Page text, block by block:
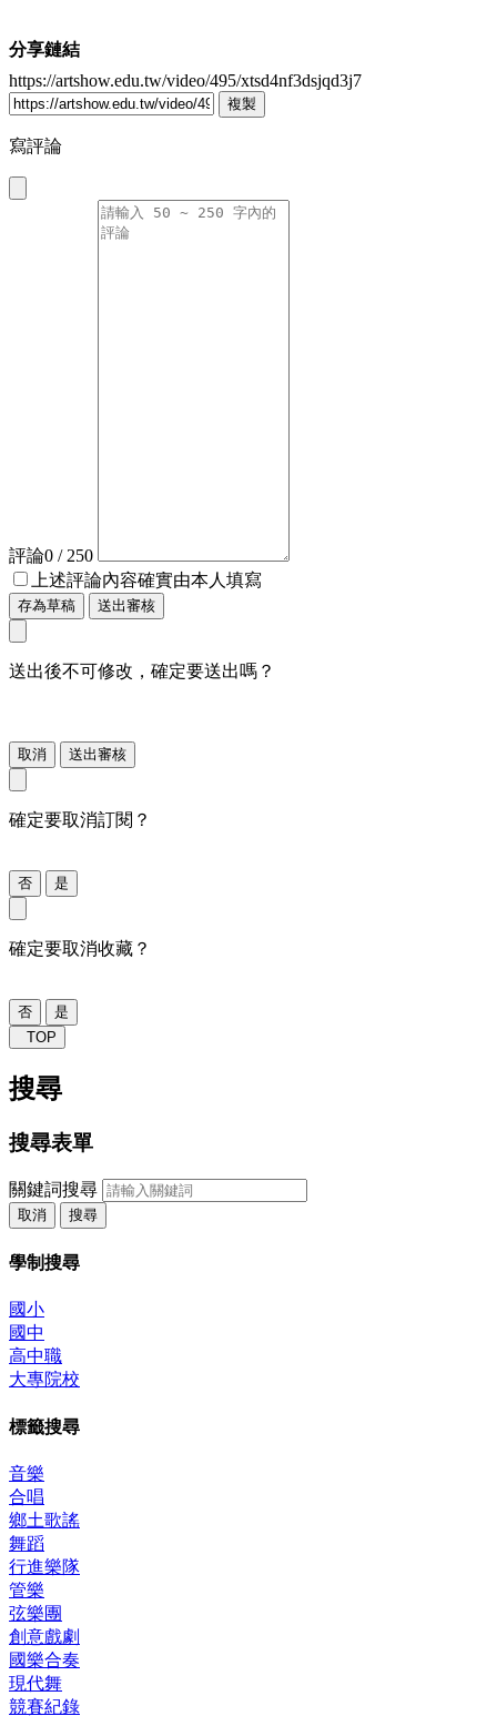
分享鏈結
https://artshow.edu.tw/video/495/xtsd4nf3dsjqd3j7
複製
寫評論
評論0 / 250
上述評論內容確實由本人填寫
存為草稿 送出審核
送出後不可修改，確定要送出嗎？
取消 送出審核
確定要取消訂閱？
否 是
確定要取消收藏？
否
是
TOP
搜尋
搜尋表單
關鍵詞搜尋
取消 搜尋
學制搜尋
國小
國中
高中職
大專院校
標籤搜尋
音樂
合唱
鄉土歌謠
舞蹈
行進樂隊
管樂
弦樂團
創意戲劇
國樂合奏
現代舞
競賽紀錄